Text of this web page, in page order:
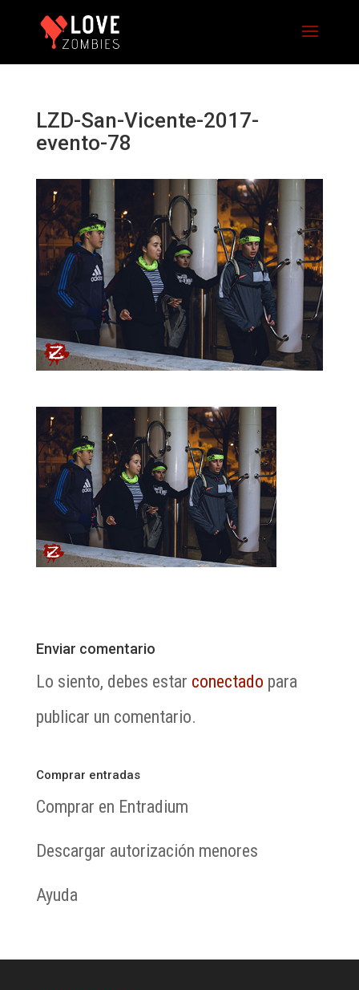
LZD-San-Vicente-2017-
evento-78
Enviar comentario
Lo siento, debes estar conectado para
publicar un comentario.
Comprar entradas
Comprar en Entradium
Descargar autorización menores
Ayuda